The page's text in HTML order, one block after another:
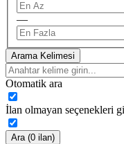
—
Arama Kelimesi
Otomatik ara
İlan olmayan seçenekleri
Ara (0 ilan)